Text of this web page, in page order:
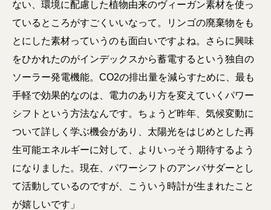
ない、環境に配慮した植物由来のヴィーガン素材を使っ
ているところがすごくいいなって。リンゴの廃棄物をも
とにした素材っていうのも面白いですよね。さらに興味
をひかれたのがインデックスから蓄電するという独自の
ソーラー発電機能。CO2の排出量を減らすために、最も
手軽で効果的なのは、電力のあり方を変えていくパワー
シフトという方法なんです。ちょうど昨年、気候変動に
ついて詳しく学ぶ機会があり、太陽光をはじめとした再
生可能エネルギーに対して、よりいっそう期待するよう
になりました。現在、パワーシフトのアンバサダーとし
て活動しているのですが、こういう時計が生まれたこと
が嬉しいです」